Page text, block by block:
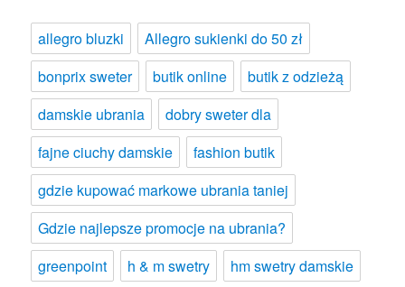
allegro bluzki
Allegro sukienki do 50 zł
bonprix sweter
butik online
butik z odzieżą
damskie ubrania
dobry sweter dla
fajne ciuchy damskie
fashion butik
gdzie kupować markowe ubrania taniej
Gdzie najlepsze promocje na ubrania?
greenpoint
h & m swetry
hm swetry damskie